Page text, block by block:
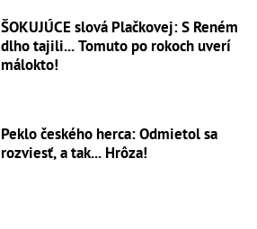
ŠOKUJÚCE slová Plačkovej: S Reném
dlho tajili... Tomuto po rokoch uverí
málokto!
Peklo českého herca: Odmietol sa
rozviesť, a tak... Hrôza!